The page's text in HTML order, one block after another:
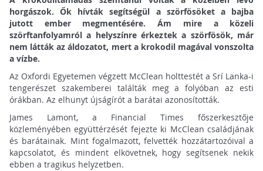
horgászok. Ők hívták segítségül a szörfösöket a bajba
jutott ember megmentésére. Ám mire a közeli
szörftanfolyamról a helyszínre érkeztek a szörfösök, már
nem látták az áldozatot, mert a krokodil magával vonszolta
a vízbe.
Az Oxfordi Egyetemen végzett McClean holttestét a Srí Lanka-i
tengerészet szakemberei találták meg a folyóban az esti
órákban. Az elhunyt újságírót a barátai azonosították.
James Lamont, a Financial Times főszerkesztője
közleményében együttérzését fejezte ki McClean családjának
és barátainak. Mint fogalmazott, felvették hozzátartozóival a
kapcsolatot, és mindent elkövetnek, hogy segítsenek nekik
ebben a tragikus helyzetben.